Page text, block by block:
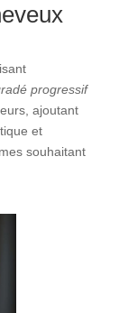
progressif
ajoutant
et
souhaitant